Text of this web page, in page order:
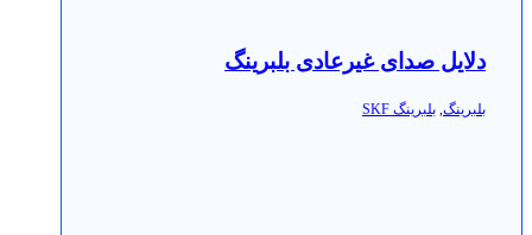
دلایل صدای غیرعادی بلبرینگ
بلبرینگ, بلبرینگ SKF